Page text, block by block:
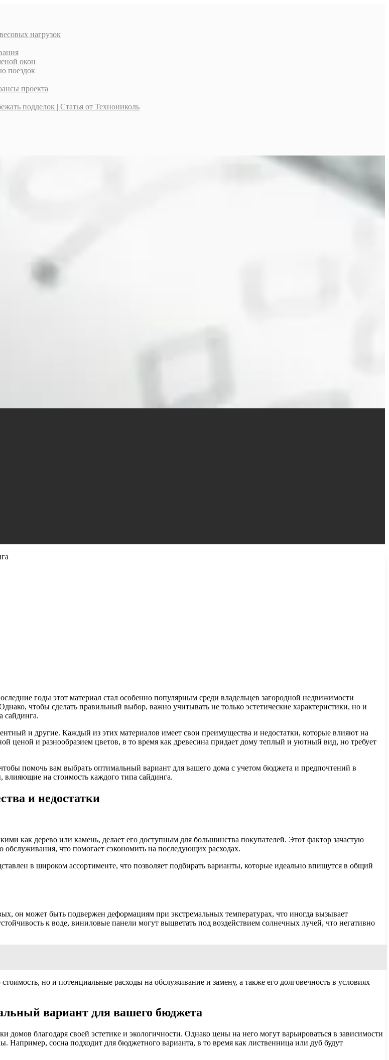
нагрузок
окон
поездок
проекта
подделок | Статья от Технониколь
годы этот материал стал особенно популярным среди владельцев загородной недвижимости
чтобы сделать правильный выбор, важно учитывать не только эстетические характеристики, но и
сайдинга.
и другие. Каждый из этих материалов имеет свои преимущества и недостатки, которые влияют на
ценой и разнообразием цветов, в то время как древесина придает дому теплый и уютный вид, но требует
помочь вам выбрать оптимальный вариант для вашего дома с учетом бюджета и предпочтений в
на стоимость каждого типа сайдинга.
и недостатки
как дерево или камень, делает его доступным для большинства покупателей. Этот фактор зачастую
что помогает сэкономить на последующих расходах.
в широком ассортименте, что позволяет подбирать варианты, которые идеально впишутся в общий
он может быть подвержен деформациям при экстремальных температурах, что иногда вызывает
к воде, виниловые панели могут выцветать под воздействием солнечных лучей, что негативно
но и потенциальные расходы на обслуживание и замену, а также его долговечность в условиях
вариант для вашего бюджета
благодаря своей эстетике и экологичности. Однако цены на него могут варьироваться в зависимости
Например, сосна подходит для бюджетного варианта, в то время как лиственница или дуб будут